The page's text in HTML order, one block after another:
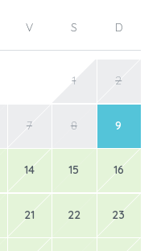
V S D
1 2
7 8 9
14 15 16
21 22 23